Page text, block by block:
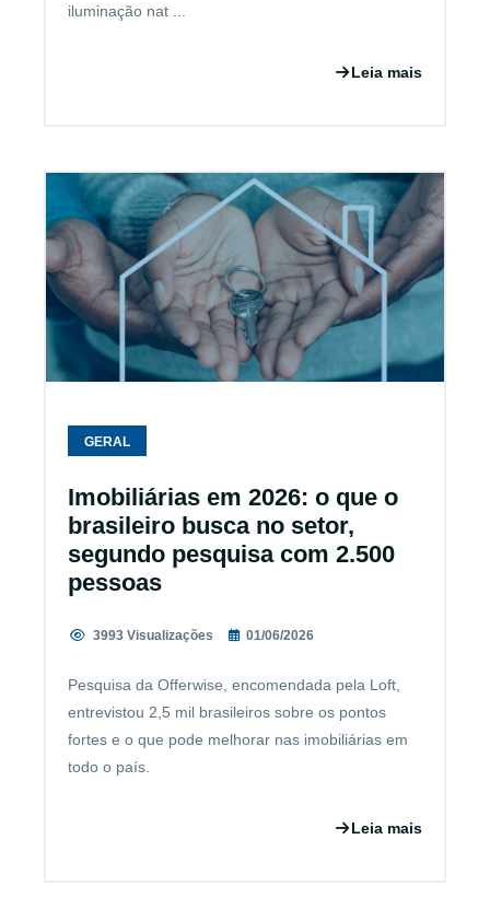
iluminação nat ...
Leia mais
GERAL
Imobiliárias em 2026: o que o
brasileiro busca no setor,
segundo pesquisa com 2.500
pessoas
3993 Visualizações 01/06/2026
Pesquisa da Offerwise, encomendada pela Loft,
entrevistou 2,5 mil brasileiros sobre os pontos
fortes e o que pode melhorar nas imobiliárias em
todo o país.
Leia mais